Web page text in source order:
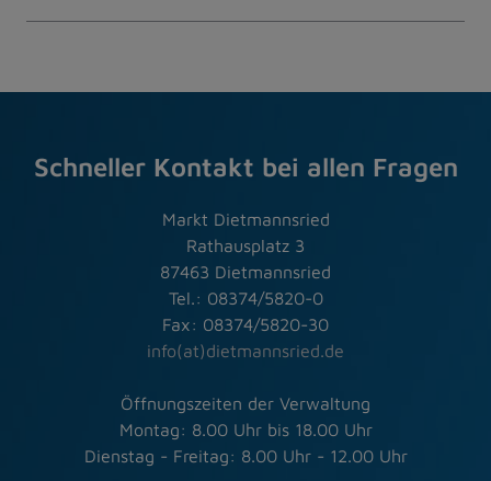
Schneller Kontakt bei allen Fragen
Markt Dietmannsried
Rathausplatz 3
87463 Dietmannsried
Tel.: 08374/5820-0
Fax: 08374/5820-30
info(at)dietmannsried.de
Öffnungszeiten der Verwaltung
Montag: 8.00 Uhr bis 18.00 Uhr
Dienstag - Freitag: 8.00 Uhr - 12.00 Uhr